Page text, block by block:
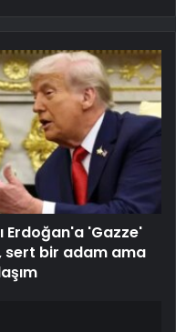
Erdoğan'a 'Gazze'
sert bir adam ama